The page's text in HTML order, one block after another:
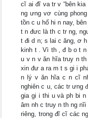
cĩ ai đĩ va tr v “bên
ng ưng vơ cùng
tồn c u hố hi n nay,
t n đưc là th c tr ng,
t đi d n; s lai c ăng, ơ
kinh t . Vì th , đ b o t
u v n v ăn hĩa truy n
xin đư a ra m t s gi i
n lý v ăn hĩa c n cĩ
nghiên c u, các tr ưng
gia gi i thi u và ph bi
âm nh c truy n th ng
riêng, trong đĩ cĩ các